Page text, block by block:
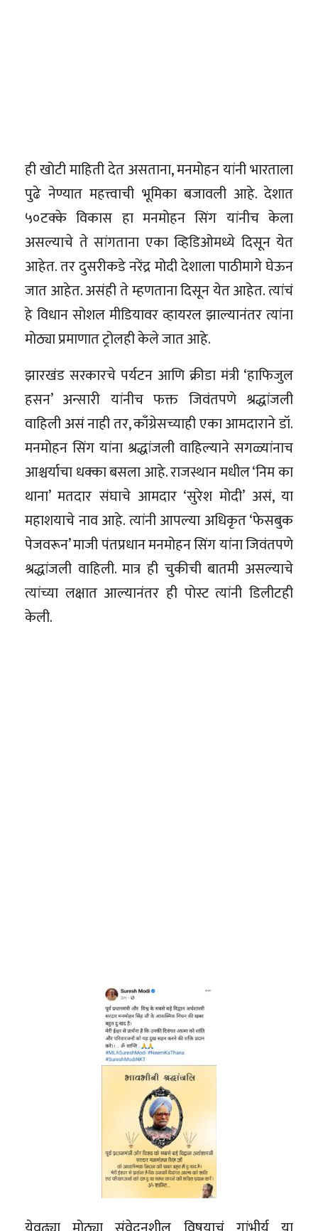
ही खोटी माहिती देत असताना, मनमोहन यांनी भारताला
पुढे नेण्यात महत्त्वाची भूमिका बजावली आहे. देशात
५०टक्के विकास हा मनमोहन सिंग यांनीच केला
असल्याचे ते सांगताना एका व्हिडिओमध्ये दिसून येत
आहेत. तर दुसरीकडे नरेंद्र मोदी देशाला पाठीमागे घेऊन
जात आहेत. असंही ते म्हणताना दिसून येत आहेत. त्यांचं
हे विधान सोशल मीडियावर व्हायरल झाल्यानंतर त्यांना
मोठ्या प्रमाणात ट्रोलही केले जात आहे.
झारखंड सरकारचे पर्यटन आणि क्रीडा मंत्री ‘हाफिजुल
हसन’ अन्सारी यांनीच फक्त जिवंतपणे श्रद्धांजली
वाहिली असं नाही तर, काँग्रेसच्याही एका आमदाराने डॉ.
मनमोहन सिंग यांना श्रद्धांजली वाहिल्याने सगळ्यांनाच
आश्चर्याचा धक्का बसला आहे. राजस्थान मधील ‘निम का
थाना’ मतदार संघाचे आमदार ‘सुरेश मोदी’ असं, या
महाशयाचे नाव आहे. त्यांनी आपल्या अधिकृत ‘फेसबुक
पेजवरून’ माजी पंतप्रधान मनमोहन सिंग यांना जिवंतपणे
श्रद्धांजली वाहिली. मात्र ही चुकीची बातमी असल्याचे
त्यांच्या लक्षात आल्यानंतर ही पोस्ट त्यांनी डिलीटही
केली.